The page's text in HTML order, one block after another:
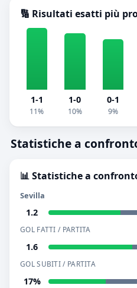
🔢 Risultati esatti più
1-1
11%
1-0
10%
0-1
9%
Statistiche a
📊 Statistiche a
Sevilla
1.2
GOL FATTI / PARTITA
1.6
GOL SUBITI / PARTITA
17%